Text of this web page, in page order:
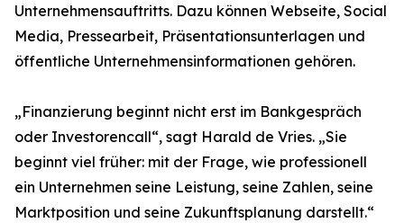
Unternehmensauftritts. Dazu können Webseite, Social
Media, Pressearbeit, Präsentationsunterlagen und
öffentliche Unternehmensinformationen gehören.
„Finanzierung beginnt nicht erst im Bankgespräch
oder Investorencall“, sagt Harald de Vries. „Sie
beginnt viel früher: mit der Frage, wie professionell
ein Unternehmen seine Leistung, seine Zahlen, seine
Marktposition und seine Zukunftsplanung darstellt.“